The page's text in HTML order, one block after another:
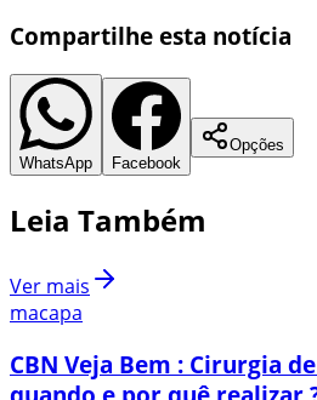
Compartilhe esta notícia
WhatsApp Facebook
Opções
Leia Também
Ver mais
macapa
CBN Veja Bem : Cirurgia